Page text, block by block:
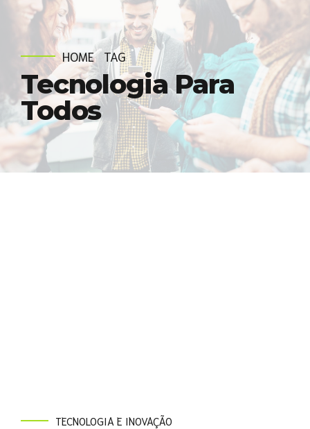
HOME TAG
Tecnologia Para
Todos
TECNOLOGIA E INOVAÇÃO